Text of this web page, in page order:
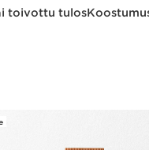
toivottu tulos